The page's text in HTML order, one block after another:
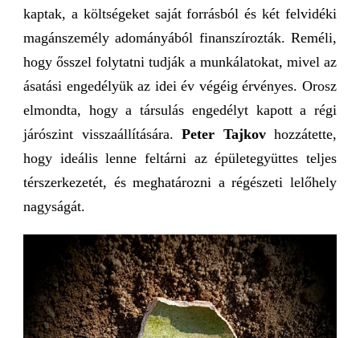
kaptak, a költségeket saját forrásból és két felvidéki
magánszemély adományából finanszírozták. Reméli,
hogy ősszel folytatni tudják a munkálatokat, mivel az
ásatási engedélyük az idei év végéig érvényes. Orosz
elmondta, hogy a társulás engedélyt kapott a régi
járószint visszaállítására. Peter Tajkov hozzátette,
hogy ideális lenne feltárni az épületegyüttes teljes
térszerkezetét, és meghatározni a régészeti lelőhely
nagyságát.